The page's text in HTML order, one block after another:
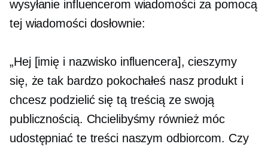
wysyłanie influencerom wiadomości za pomocą
tej wiadomości dosłownie:
„Hej [imię i nazwisko influencera], cieszymy
się, że tak bardzo pokochałeś nasz produkt i
chcesz podzielić się tą treścią ze swoją
publicznością. Chcielibyśmy również móc
udostępniać te treści naszym odbiorcom. Czy